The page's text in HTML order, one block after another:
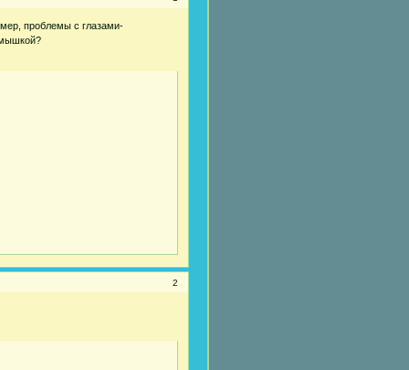
проблемы с глазами-
2